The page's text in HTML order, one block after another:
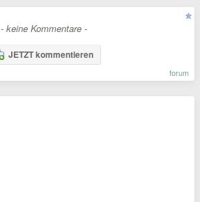
- keine Kommentare -
JETZT kommentieren
forum